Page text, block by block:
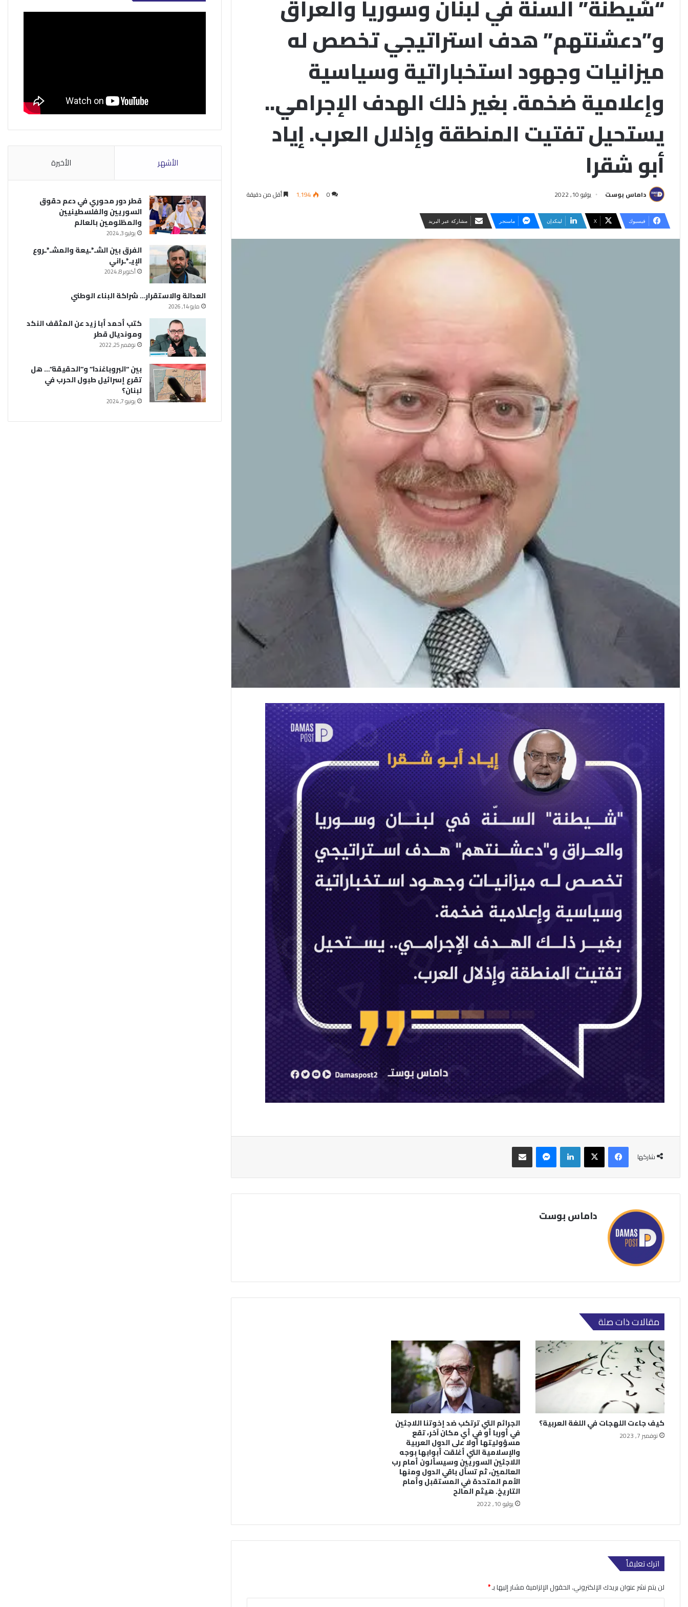
“شيطنة” السنّة في لبنان وسوريا والعراق
و”دعشنتهم” هدف استراتيجي تخصص له
ميزانيات وجهود استخباراتية وسياسية
وإعلامية ضخمة. بغير ذلك الهدف الإجرامي..
يستحيل تفتيت المنطقة وإذلال العرب. إياد
أبو شقرا
داماس بوست يوليو 10, 2022 0 1٬194 أقل من دقيقة
فيسبوك ‫X لينكدإن ماسنجر مشاركة عبر البريد
شاركها
فيسبوك‫X لينكدإن ماسنجر مشاركة عبر البريد
داماس بوست
مقالات ذات صلة
كيف جاءت اللهجات في اللغة العربية؟
نوفمبر 7, 2023
الجرائم التي ترتكب ضد إخوتنا اللاجئين
في أوربا أو في أي مكان آخر، تقع
مسؤوليتها أولا على الدول العربية
والإسلامية التي أغلقت أبوابها بوجه
اللاجئين السوريين وسيسألون أمام رب
العالمين، ثم تسأل باقي الدول ومنها
الأمم المتحدة في المستقبل وأمام
التاريخ. هيثم المالح
يوليو 10, 2022
اترك تعليقاً
لن يتم نشر عنوان بريدك الإلكتروني.الحقول الإلزامية مشار إليها بـ*
الأشهر الأخيرة
قطر دور محوري في دعم حقوق
السوريين والفلسطينيين
والمظلومين بالعالم
يوليو 3, 2024
الفرق بين الشـ*ـيعة والمشـ*ـروع
الإيـ*ـراني
أكتوبر 8, 2024
العدالة والاستقرار… شراكة البناء الوطني
مايو 14, 2026
كتب أحمد أبا زيد عن المثقف النكد
ومونديال قطر
نوفمبر 25, 2022
بين “البروباغندا” و”الحقيقة”… هل
تقرع إسرائيل طبول الحرب في
لبنان؟
يونيو 7, 2024